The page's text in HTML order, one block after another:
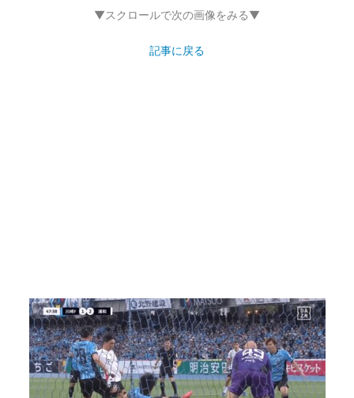
▼スクロールで次の画像をみる▼
記事に戻る